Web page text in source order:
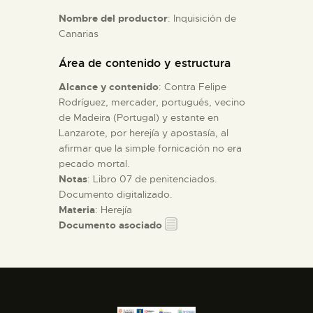
ESPAÑOL
Nombre del productor: Inquisición de
Canarias
Área de contenido y estructura
Alcance y contenido: Contra Felipe
Rodríguez, mercader, portugués, vecino
de Madeira (Portugal) y estante en
Lanzarote, por herejía y apostasía, al
afirmar que la simple fornicación no era
pecado mortal.
Notas: Libro 07 de penitenciados.
Documento digitalizado.
Materia: Herejía
Documento asociado